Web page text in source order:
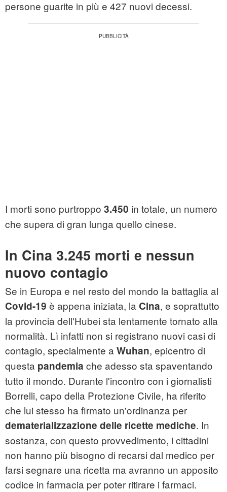
persone guarite in più e 427 nuovi decessi.
I morti sono purtroppo 3.450 in totale, un numero
che supera di gran lunga quello cinese.
In Cina 3.245 morti e nessun
nuovo contagio
Se in Europa e nel resto del mondo la battaglia al
Covid-19 è appena iniziata, la Cina, e soprattutto
la provincia dell'Hubei sta lentamente tornato alla
normalità. Lì infatti non si registrano nuovi casi di
contagio, specialmente a Wuhan, epicentro di
questa pandemia che adesso sta spaventando
tutto il mondo. Durante l'incontro con i giornalisti
Borrelli, capo della Protezione Civile, ha riferito
che lui stesso ha firmato un'ordinanza per
dematerializzazione delle ricette mediche. In
sostanza, con questo provvedimento, i cittadini
non hanno più bisogno di recarsi dal medico per
farsi segnare una ricetta ma avranno un apposito
codice in farmacia per poter ritirare i farmaci.